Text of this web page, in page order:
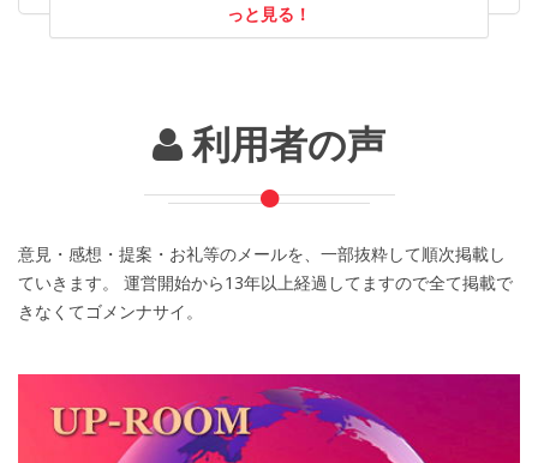
っと見る！
利用者の声
意見・感想・提案・お礼等のメールを、一部抜粋して順次掲載し
ていきます。 運営開始から13年以上経過してますので全て掲載で
きなくてゴメンナサイ。